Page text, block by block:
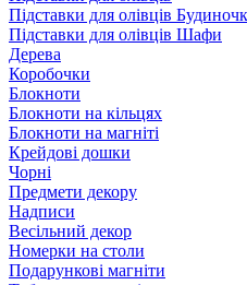
Підставки для олівців
Підставки для олівців Шафи
Дерева
Коробочки
Блокноти
Блокноти на кільцях
Блокноти на магніті
Крейдові дошки
Чорні
Предмети декору
Надписи
Весільний декор
Номерки на столи
Подарункові магніти